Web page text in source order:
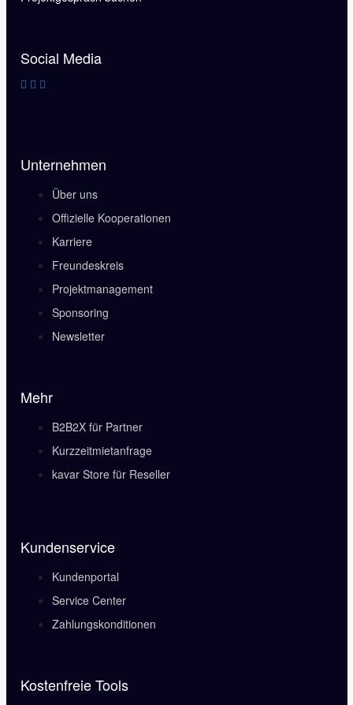
Social Media
Unternehmen
Über uns
Offizielle Kooperationen
Karriere
Freundeskreis
Projektmanagement
Sponsoring
Newsletter
Mehr
B2B2X für Partner
Kurzzeitmietanfrage
kavar Store für Reseller
Kundenservice
Kundenportal
Service Center
Zahlungskonditionen
Kostenfreie Tools